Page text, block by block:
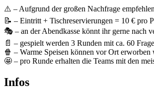
⚠️ – Aufgrund der großen Nachfrage
📝 – Eintritt + Tischreservierungen = 10 € pro
🎭 – an der Abendkasse könnt ihr gerne nach
📄 – gespielt werden 3 Runden mit ca. 60
🍿 – Warme Speisen können vor Ort
🤩 – pro Runde erhalten die Teams mit den
Infos